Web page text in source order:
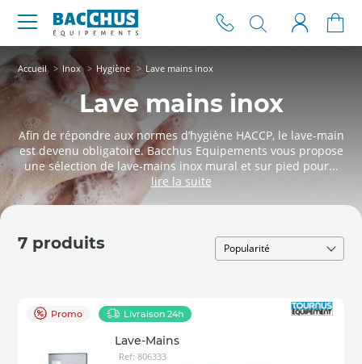
Accueil Inox Hygiène Lave mains inox
Lave mains inox
Afin de répondre aux normes d’hygiène HACCP, le lave-main
est devenu obligatoire. Bacchus Equipements vous propose
une sélection de lave-mains inox mural et sur pied pour...
7 produits
Promo Livraison 24h
Lave-Mains
Ref: 806333